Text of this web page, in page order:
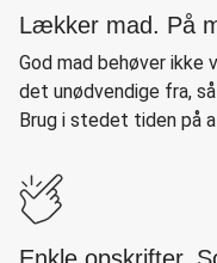
Lækker mad. På
God mad behøver
det unødvendige fra,
Brug i stedet tiden på